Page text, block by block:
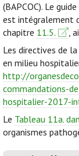
(BAPCOC). Le
est intégralement
chapitre 11.5. ,
Les directives de
en milieu
http://
commandations-
hospitalier-2017-
Le Tableau 11a.
organismes